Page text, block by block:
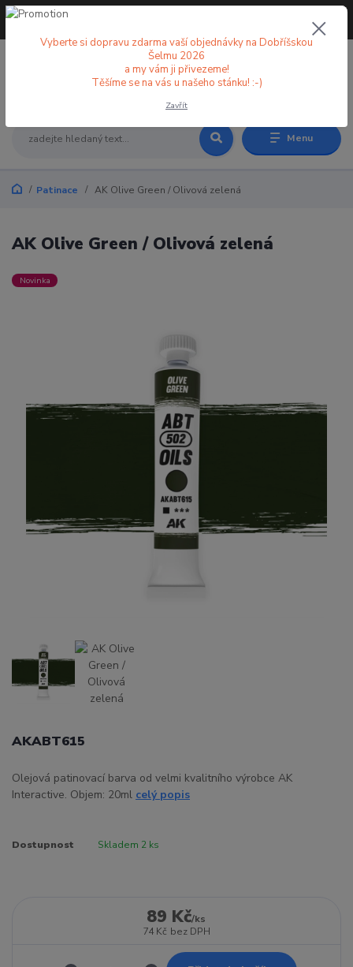
Menu
+420 773 998 582
Patinace AK Olive Green / Olivová zelená
AK Olive Green / Olivová zelená
Novinka
AKABT615
Olejová patinovací barva od velmi kvalitního výrobce AK
Interactive. Objem: 20ml celý popis
Dostupnost Skladem 2 ks
89 Kč/ks
74 Kč bez DPH
Vyberte si dopravu zdarma vaší objednávky na Dobříšskou
Šelmu 2026
a my vám ji přivezeme!
Těšíme se na vás u našeho stánku! :-)
Zavřít